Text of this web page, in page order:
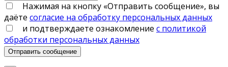
Нажимая на кнопку «Отправить сообщение», вы
даёте согласие на обработку персональных данных
и подтверждаете ознакомление с политикой
обработки персональных данных
Отправить сообщение